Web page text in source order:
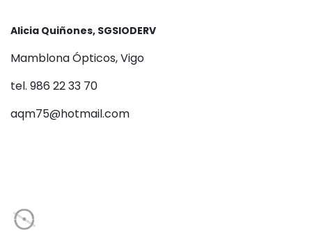
Alicia Quiñones, SGSIODERV
Mamblona Ópticos, Vigo
tel. 986 22 33 70
aqm75@hotmail.com